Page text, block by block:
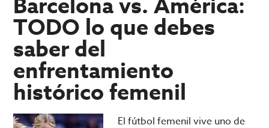
2025-
26:
el
ABC
de
la
competencia
TODO lo que debes
saber del
enfrentamiento
histórico femenil
El fútbol femenil vive uno de